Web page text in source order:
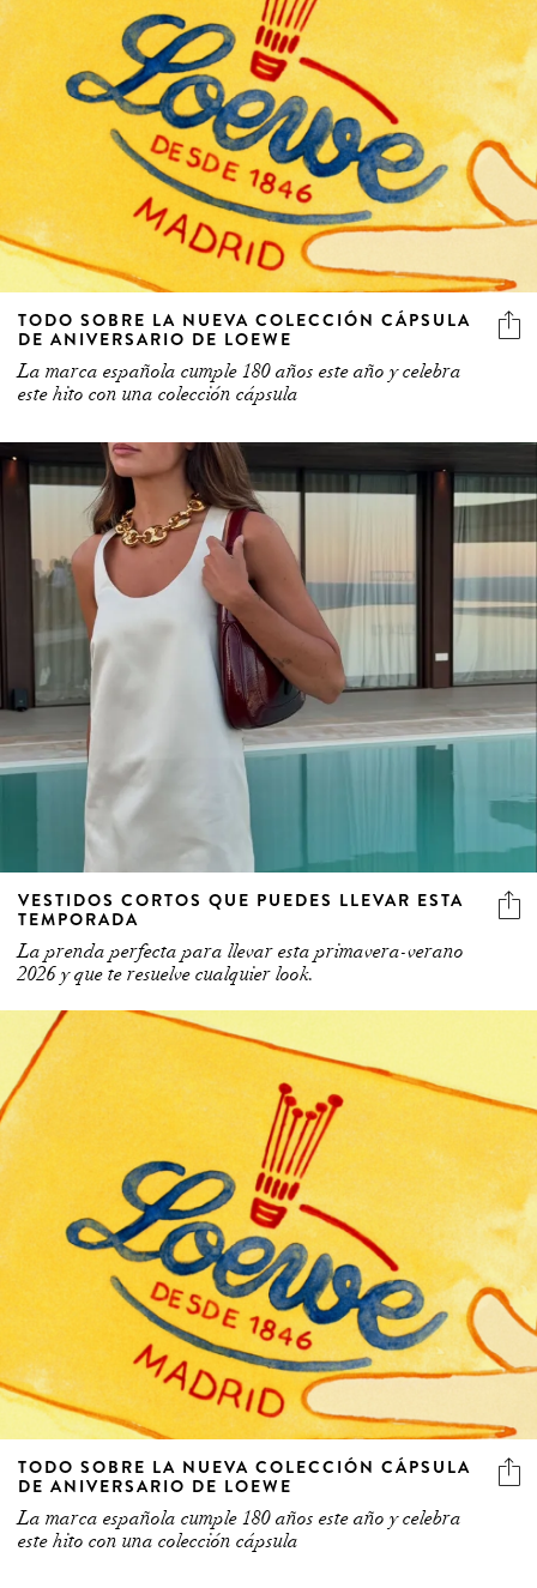
TODO SOBRE LA NUEVA COLECCIÓN CÁPSULA
DE ANIVERSARIO DE LOEWE
La marca española cumple 180 años este año y celebra
este hito con una colección cápsula
VESTIDOS CORTOS QUE PUEDES LLEVAR ESTA
TEMPORADA
La prenda perfecta para llevar esta primavera-verano
2026 y que te resuelve cualquier look.
TODO SOBRE LA NUEVA COLECCIÓN CÁPSULA
DE ANIVERSARIO DE LOEWE
La marca española cumple 180 años este año y celebra
este hito con una colección cápsula